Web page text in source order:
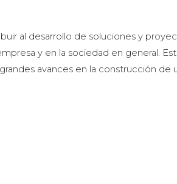
al desarrollo de soluciones y
y en la sociedad en general.
avances en la construcción de